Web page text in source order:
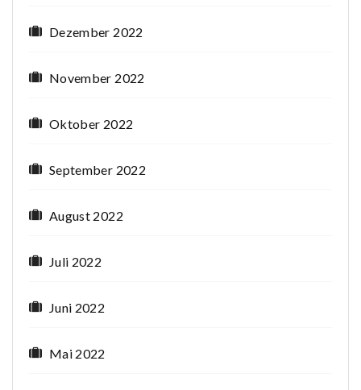
Dezember 2022
November 2022
Oktober 2022
September 2022
August 2022
Juli 2022
Juni 2022
Mai 2022